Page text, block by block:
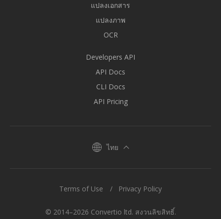
แปลงเอกสาร
แปลงภาพ
OCR
Developers API
API Docs
CLI Docs
API Pricing
ไทย
© 2014–2026 Convertio ltd. สงวนลิขสิทธิ์.
Terms of Use Privacy Policy